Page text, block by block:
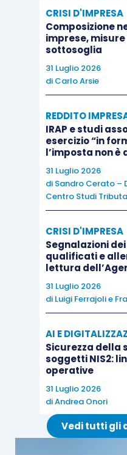
CRISI D'IMPRESA
Composizione
imprese,
sottosoglia
31 Luglio 2026
di Carlo Arsie
REDDITO
IRAP e studi
esercizio “in
l’imposta non è
31 Luglio 2026
di Sandro Cerato –
Centro Studi
CRISI D'IMPRESA
Segnalazioni
qualificati e
lettura
31 Luglio 2026
di Luigi Ferrajolie
AI E
Sicurezza della
soggetti NIS2:
operative
31 Luglio 2026
diAndrea Onori
Vedi tutti gli